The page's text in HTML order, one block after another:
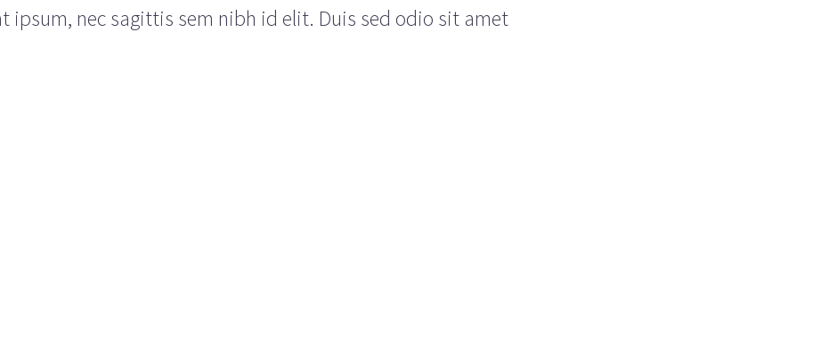
ipsum, nec sagittis sem nibh id elit. Duis sed odio sit amet